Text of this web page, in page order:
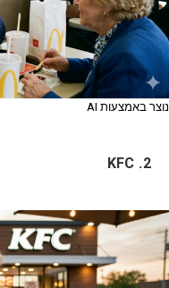
נוצר באמצעות AI
2. KFC